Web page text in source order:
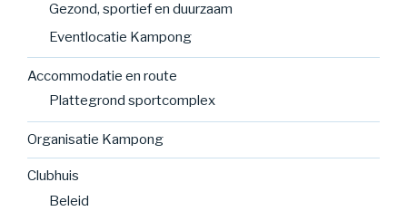
Gezond, sportief en duurzaam
Eventlocatie Kampong
Accommodatie en route
Plattegrond sportcomplex
Organisatie Kampong
Clubhuis
Beleid